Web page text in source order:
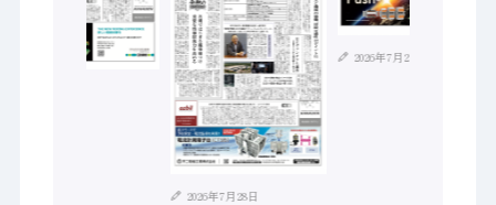
2026年7月28日
2026年7月21日